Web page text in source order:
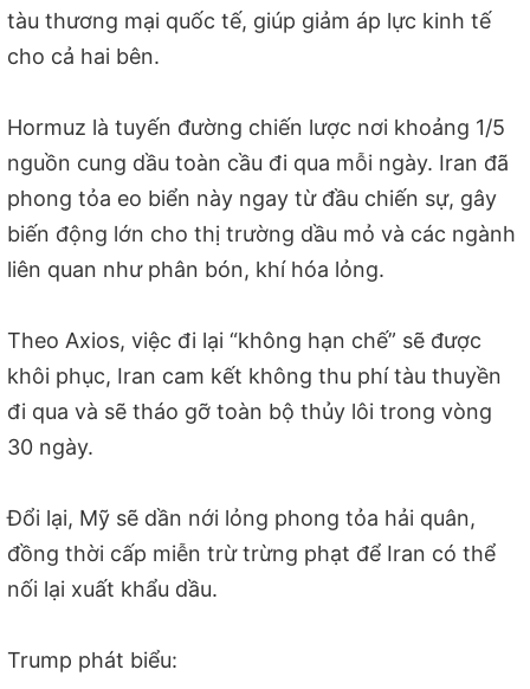
tàu thương mại quốc tế, giúp giảm áp lực kinh tế
cho cả hai bên.
Hormuz là tuyến đường chiến lược nơi khoảng 1/5
nguồn cung dầu toàn cầu đi qua mỗi ngày. Iran đã
phong tỏa eo biển này ngay từ đầu chiến sự, gây
biến động lớn cho thị trường dầu mỏ và các ngành
liên quan như phân bón, khí hóa lỏng.
Theo Axios, việc đi lại “không hạn chế” sẽ được
khôi phục, Iran cam kết không thu phí tàu thuyền
đi qua và sẽ tháo gỡ toàn bộ thủy lôi trong vòng
30 ngày.
Đổi lại, Mỹ sẽ dần nới lỏng phong tỏa hải quân,
đồng thời cấp miễn trừ trừng phạt để Iran có thể
nối lại xuất khẩu dầu.
Trump phát biểu: